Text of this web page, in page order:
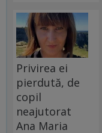
Privirea ei
pierdută, de
copil
neajutorat
Ana Maria